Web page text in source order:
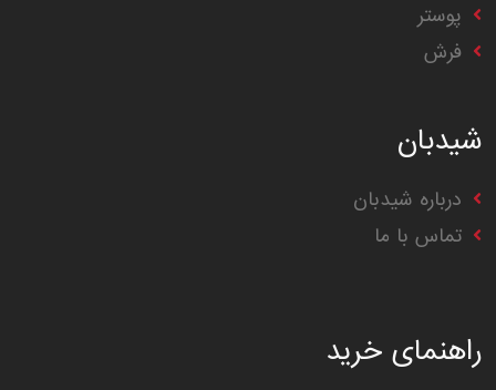
پوستر
فرش
شیدبان
درباره شیدبان
تماس با ما
راهنمای خرید